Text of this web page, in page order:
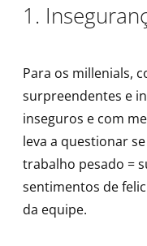
1.
Para os millenials,
surpreendentes e
inseguros e com
leva a questionar
trabalho pesado =
sentimentos de
da equipe.